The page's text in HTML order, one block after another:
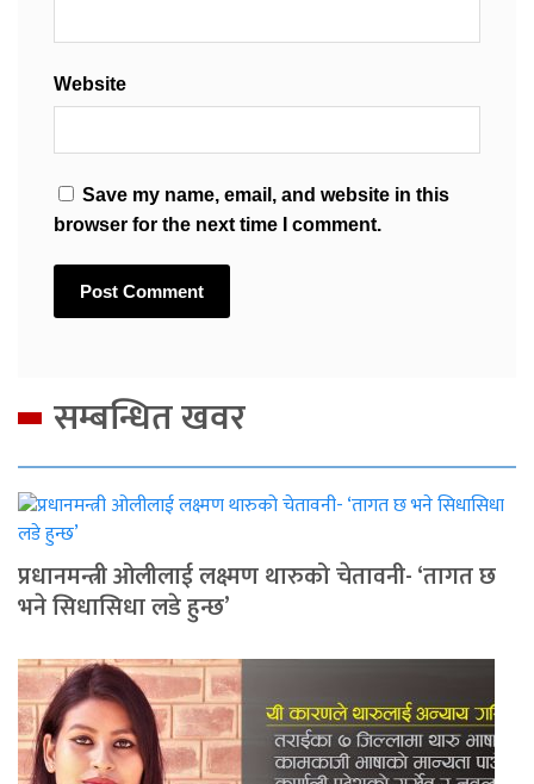
Website
Save my name, email, and website in this
browser for the next time I comment.
सम्बन्धित खवर
प्रधानमन्त्री ओलीलाई लक्ष्मण थारुको चेतावनी- ‘तागत छ
भने सिधासिधा लडे हुन्छ’